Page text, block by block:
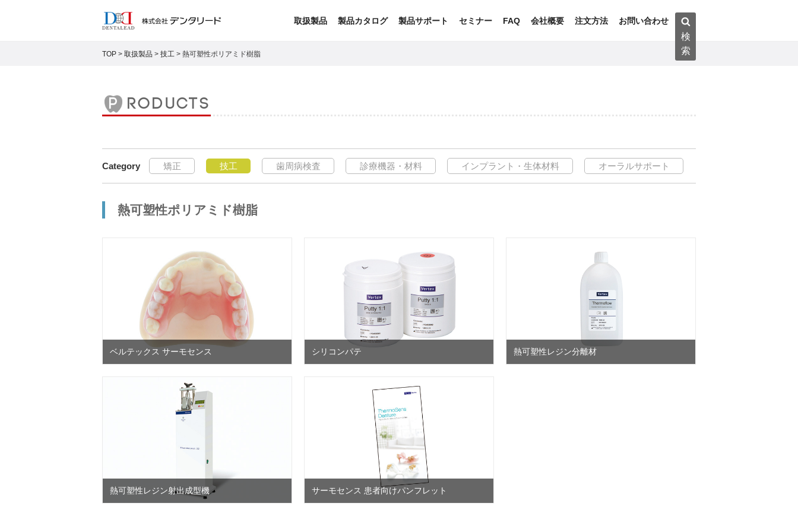
取扱製品 製品カタログ 製品サポート セミナー FAQ 会社概要 注文方法 お問い合わせ
検
索:
検
索
TOP > 取扱製品 > 技工 > 熱可塑性ポリアミド樹脂
products
矯正 技工 歯周病検査 診療機器・材料 インプラント・生体材料 オーラルサポート
熱可塑性ポリアミド樹脂
ベルテックス サーモセンス シリコンパテ 熱可塑性レジン分離材
熱可塑性レジン射出成型機 サーモセンス 患者向けパンフレット